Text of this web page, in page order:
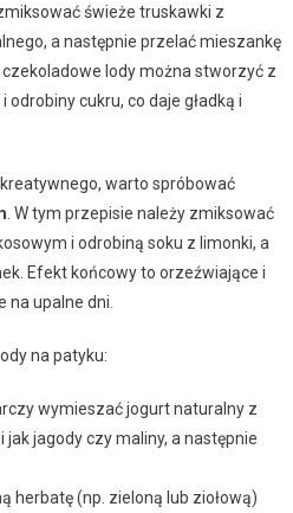
świeże truskawki z
a następnie przelać mieszankę
lody można stworzyć z
cukru, co daje gładką i
warto spróbować
. W tym przepisie należy zmiksować
i odrobiną soku z limonki, a
Efekt końcowy to orzeźwiające i
na upalne dni.
na patyku:
wymieszać jogurt naturalny z
jagody czy maliny, a następnie
herbatę (np. zieloną lub ziołową)